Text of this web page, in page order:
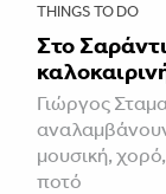
THINGS TO DO
Στο
Γιώργος
μουσική,
ποτό